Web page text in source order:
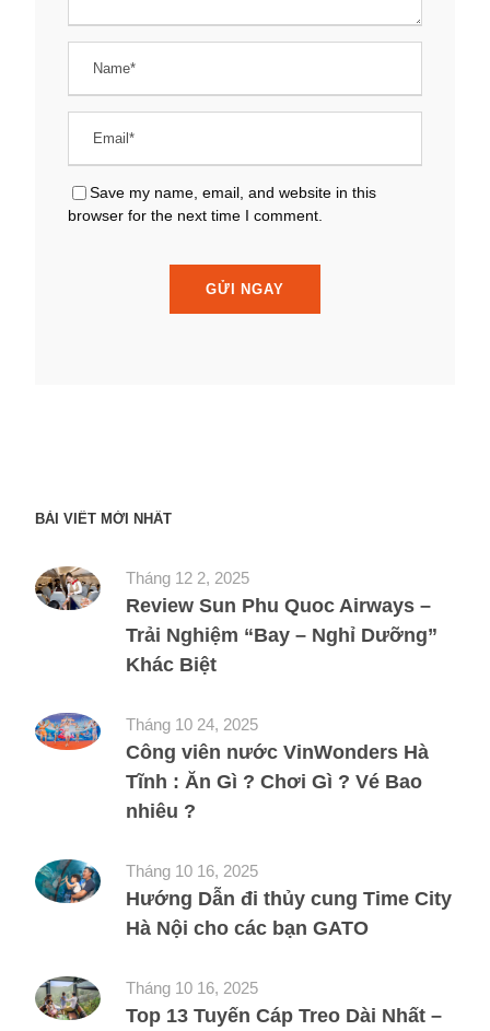
Save my name, email, and website in this
browser for the next time I comment.
BÀI VIẾT MỚI NHẤT
Tháng 12 2, 2025
Review Sun Phu Quoc Airways –
Trải Nghiệm “Bay – Nghỉ Dưỡng”
Khác Biệt
Tháng 10 24, 2025
Công viên nước VinWonders Hà
Tĩnh : Ăn Gì ? Chơi Gì ? Vé Bao
nhiêu ?
Tháng 10 16, 2025
Hướng Dẫn đi thủy cung Time City
Hà Nội cho các bạn GATO
Tháng 10 16, 2025
Top 13 Tuyến Cáp Treo Dài Nhất –